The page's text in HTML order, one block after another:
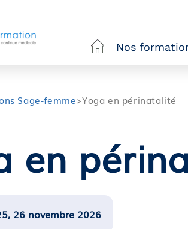
Nos
Sage-femme>Yoga en périnatalité
en
26 novembre 2026